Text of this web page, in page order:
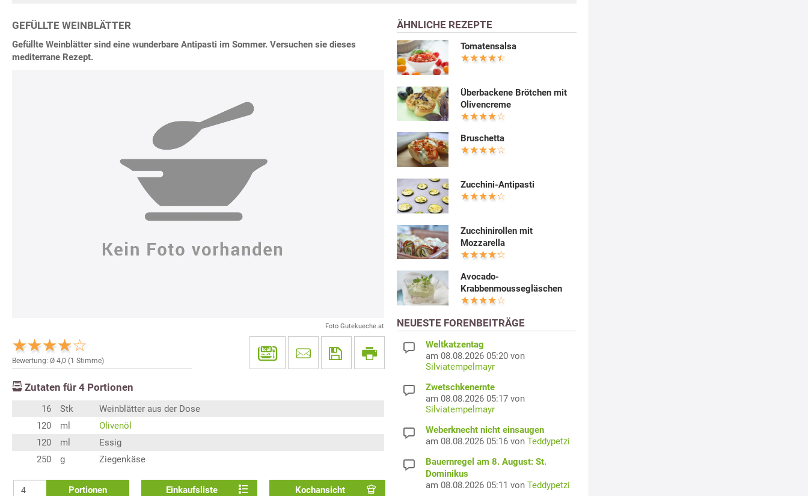
GEFÜLLTE WEINBLÄTTER
Gefüllte Weinblätter sind eine wunderbare Antipasti im Sommer. Versuchen sie dieses
mediterrane Rezept.
Foto Gutekueche.at
Bewertung: Ø 4,0 (1 Stimme)
Zutaten für 4 Portionen
16 Stk
Weinblätter aus der Dose
120
ml
Olivenöl
120
ml
Essig
250
g Ziegenkäse
Portionen Einkaufsliste Kochansicht
ÄHNLICHE REZEPTE
Tomatensalsa
Überbackene Brötchen mit
Olivencreme
Bruschetta
Zucchini-Antipasti
Zucchinirollen mit
Mozzarella
Avocado-
Krabbenmoussegläschen
NEUESTE FORENBEITRÄGE
Weltkatzentag
am 08.08.2026 05:20 von
Silviatempelmayr
Zwetschkenernte
am 08.08.2026 05:17 von
Silviatempelmayr
Weberknecht nicht einsaugen
am 08.08.2026 05:16 von Teddypetzi
Bauernregel am 8. August: St.
Dominikus
am 08.08.2026 05:11 von Teddypetzi